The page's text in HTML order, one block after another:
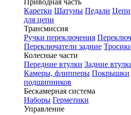
Приводная часть
Каретки Шатуны Педали Цепи
для цепи
Трансмиссия
Ручки переключения
Переключатели задние
Колесные части
Передние втулки Задние
Камеры, флипперы Покрышки
подшипников
Бескамерная система
Наборы Герметики
Управление